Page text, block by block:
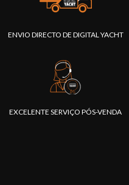
ENVIO DIRECTO DE DIGITAL YACHT
EXCELENTE SERVIÇO PÓS-VENDA